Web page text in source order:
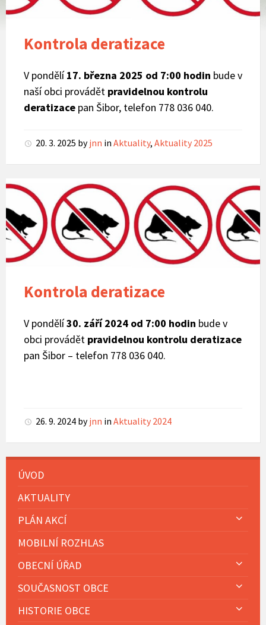
Kontrola deratizace
V pondělí17. března 2025 od 7:00 hodin bude v
naší obci provádět pravidelnou kontrolu
deratizace pan Šibor, telefon 778 036 040.
20. 3. 2025 by jnn in Aktuality, Aktuality 2025
Deratizace
Kontrola deratizace
V pondělí30. září 2024 od 7:00 hodin bude v
obci provádět pravidelnou kontrolu deratizace
pan Šibor – telefon 778 036 040.
26. 9. 2024 by jnn in Aktuality 2024
ÚVOD
AKTUALITY
PLÁN AKCÍ
MOBILNÍ ROZHLAS
OBECNÍ ÚŘAD
SOUČASNOST OBCE
HISTORIE OBCE